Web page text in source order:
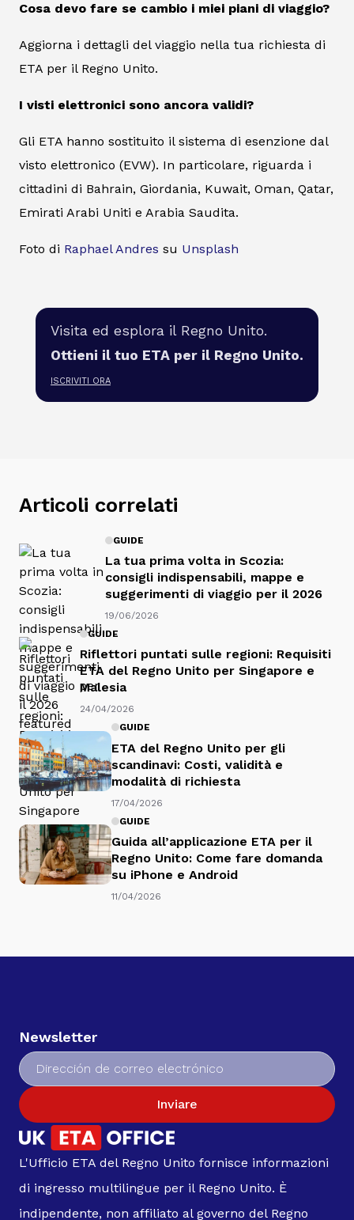
Cosa devo fare se cambio i miei piani di viaggio?
Aggiorna i dettagli del viaggio nella tua richiesta di
ETA per il Regno Unito.
I visti elettronici sono ancora validi?
Gli ETA hanno sostituito il sistema di esenzione dal
visto elettronico (EVW). In particolare, riguarda i
cittadini di Bahrain, Giordania, Kuwait, Oman, Qatar,
Emirati Arabi Uniti e Arabia Saudita.
Foto di Raphael Andres su Unsplash
Visita ed esplora il Regno Unito.
Ottieni il tuo ETA per il Regno Unito.
ISCRIVITI ORA
Articoli correlati
GUIDE
La tua prima volta in Scozia:
consigli indispensabili, mappe e
suggerimenti di viaggio per il 2026
19/06/2026
GUIDE
Riflettori puntati sulle regioni: Requisiti
ETA del Regno Unito per Singapore e
Malesia
24/04/2026
GUIDE
ETA del Regno Unito per gli
scandinavi: Costi, validità e
modalità di richiesta
17/04/2026
GUIDE
Guida all’applicazione ETA per il
Regno Unito: Come fare domanda
su iPhone e Android
11/04/2026
Newsletter
Inviare
L'Ufficio ETA del Regno Unito fornisce informazioni
di ingresso multilingue per il Regno Unito. È
indipendente, non affiliato al governo del Regno